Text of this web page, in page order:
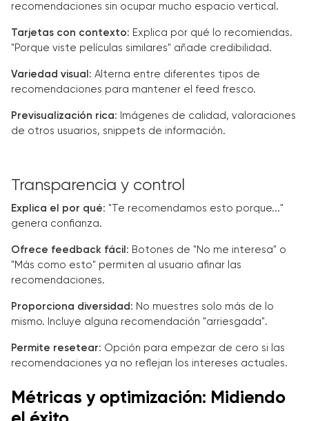
recomendaciones sin ocupar mucho espacio vertical.
Tarjetas con contexto: Explica por qué lo recomiendas.
"Porque viste películas similares" añade credibilidad.
Variedad visual : Alterna entre diferentes tipos de
recomendaciones para mantener el feed fresco.
Previsualización rica: Imágenes de calidad, valoraciones
de otros usuarios, snippets de información.
Transparencia y control
Explica el por qué: "Te recomendamos esto porque..."
genera confianza.
Ofrece feedback fácil : Botones de "No me interesa" o
"Más como esto" permiten al usuario afinar las
recomendaciones.
Proporciona diversidad : No muestres solo más de lo
mismo. Incluye alguna recomendación "arriesgada".
Permite resetear: Opción para empezar de cero si las
recomendaciones ya no reflejan los intereses actuales.
Métricas y optimización: Midiendo